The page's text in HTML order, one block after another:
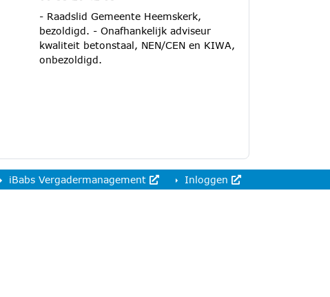
- Raadslid Gemeente Heemskerk,
bezoldigd. - Onafhankelijk adviseur
kwaliteit betonstaal, NEN/CEN en KIWA,
onbezoldigd.
iBabs Vergadermanagement Inloggen